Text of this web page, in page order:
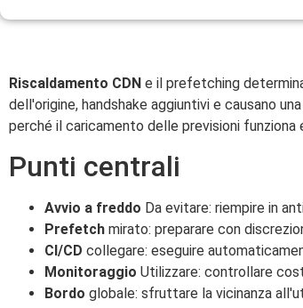
Riscaldamento CDN e il prefetching
dell'origine, handshake aggiuntivi e causano
perché il caricamento delle previsioni
Punti centrali
Avvio a freddo Da evitare: riempire in
Prefetch mirato: preparare con
CI/CD collegare: eseguire
Monitoraggio Utilizzare: controllare
Bordo globale: sfruttare la vicinanza